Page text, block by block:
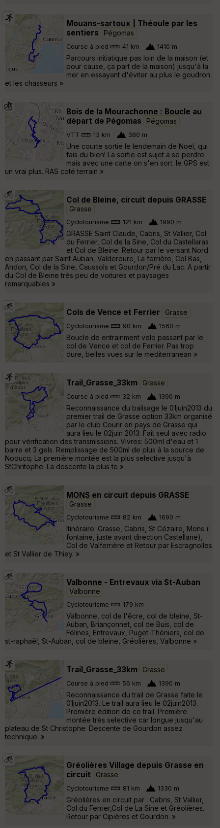
Mouans-sartoux | Théoule par les
sentiers
Pégomas
Course à pied 41 km 1410 m
Parcours initiatique pas loin de la maison (et
pour cause, ça part de la maison) jusqu'à la
mer en essayant d'éviter au plus le goudron
et les chasseurs »
Bois de la Mourachonne : Boucle au
départ de Pégomas
Pégomas
VTT 13 km 380 m
Une courte sortie le lendemain de Noel, qui
fais du bien! La sortie est sujet a se perdre
mais avec une carte on s'en sort. le GPS est
un vrai plus. RAS coté terrain »
Col de Bleine, circuit depuis GRASSE
Grasse
Cyclotourisme 121 km 1990 m
GRASSE Saint Claude, Cabris, St Vallier, Col
du Ferrier, Col de la Sine, Col du Castellaras
et Col de Bleine. Retour par le versant Nord
en passant par Saint Auban, Valderoure, La ferrière, Col Bas,
Andon, Col de la Sine, Caussols et Gourdon/Pré du Lac. A partir
du Col de Bleine très peu de voitures et paysages
remarquables »
Cols de Vence et Ferrier Grasse
Cyclotourisme 90 km 1560 m
Boucle de entrainment velo passant par le
col de Vence et col de Ferrier. Pas trop
dure, belles vues sur le mediterranean »
Trail_Grasse_33km Grasse
Course à pied 32 km 1390 m
Reconnaissance du balisage le 01juin2013 du
premier trail de Grasse option 33km organisé
par le club Courir en pays de Grasse qui
aura lieu le 02juin 2013. Fait seul avec radio
pour vérification des transmissions. Vivres: 500ml d'eau et 1
barre et 3 gels. Remplissage de 500ml de plus à la source de
Nooucq. La première montée est la plus selective jusqu'à
StChritophe. La descente la plus te »
MONS en circuit depuis GRASSE
Grasse
Cyclotourisme 82 km 1690 m
Itinéraire: Grasse, Cabris, St Cézaire, Mons (
fontaine, juste avant direction Castellane),
Col de Valferrière et Retour par Escragnolles
et St Vallier de Thiey. »
Valbonne - Entrevaux via St-Auban
Valbonne
Cyclotourisme 179 km
Valbonne, col de l'êcre, col de bleine, St-
Auban, Briançonnet, col de Buis, col de
Félines, Entrevaux, Puget-Théniers, col de
st-raphaël, St-Auban, col de bleine, Gréolières, Valbonne »
Trail_Grasse_33km Grasse
Course à pied 56 km 1390 m
Reconnaissance du trail de Grasse faite le
01juin2013. Le trail aura lieu le 02juin2013.
Première édition de ce trail. Première
montée très selective car longue jusqu'au
plateau de St Christophe. Descente de Gourdon assez
technique. »
Gréolières Village depuis Grasse en
circuit
Grasse
Cyclotourisme 81 km 1330 m
Gréolières en circuit par : Cabris, St Vallier,
Col du Ferrier,Col de La Sine et Gréolières.
Retour par Cipières et Gourdon. »